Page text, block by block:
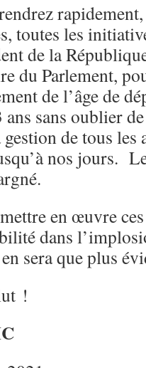
toutes les
de la
du Parlement,
de l’âge de
ans sans oublier
de tous
nos jours.
en œuvre
dans
sera que plus
!